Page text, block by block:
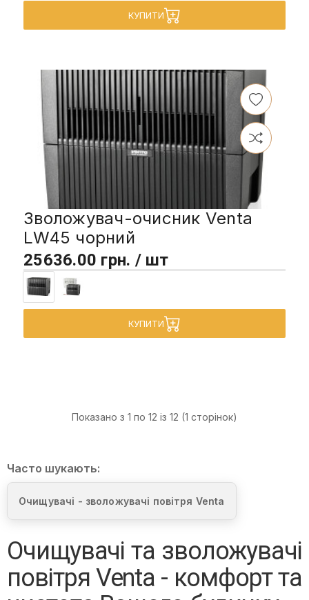
КУПИТИ
Зволожувач-очисник Venta
LW45 чорний
25636.00 грн. / шт
КУПИТИ
Показано з 1 по 12 із 12 (1 сторінок)
Часто шукають:
Очищувачі - зволожувачі повітря Venta
Очищувачі та зволожувачі
повітря Venta - комфорт та